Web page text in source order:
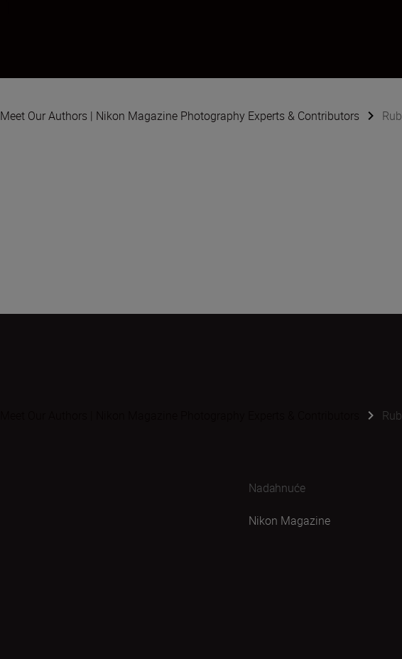
Meet Our Authors | Nikon Magazine Photography Experts & Contributors
Nadahnuće
Nikon Magazine